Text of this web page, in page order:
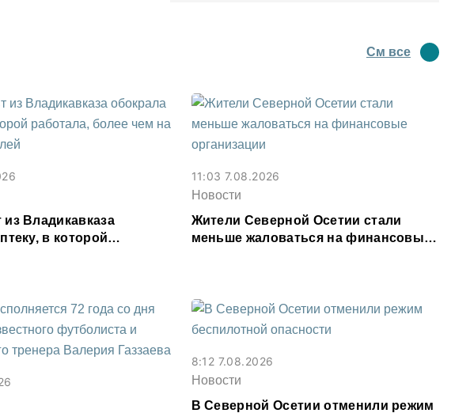
См все
Владикавказа
в которой
11:03 7.08.2026
Новости
Жители Северной Осетии стали
меньше жаловаться на финансовые
8:12 7.08.2026
Новости
В Северной Осетии отменили режим